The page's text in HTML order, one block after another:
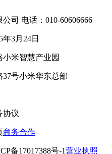
司 电话：010-60606666
3月24日
米智慧产业园
号小米华东总部
协议
商务合作
备17017388号-1营业执照